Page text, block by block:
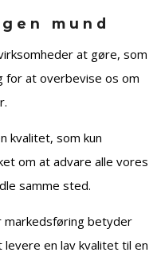
mund
at gøre, som
for at overbevise os om
kvalitet, som kun
om at advare alle vores
samme sted.
betyder
en lav kvalitet til en